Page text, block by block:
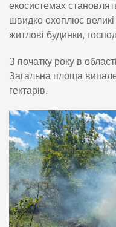
екосистемах
швидко охоплює
житлові будинки,
З початку року в
Загальна площа
гектарів.